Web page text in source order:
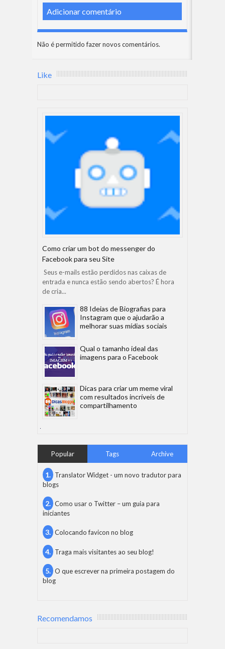
Adicionar comentário
Não é permitido fazer novos comentários.
Like
Como criar um bot do messenger do
Facebook para seu Site
Seus e-mails estão perdidos nas caixas de
entrada e nunca estão sendo abertos? É hora
de cria...
88 Ideias de Biografias para
Instagram que o ajudarão a
melhorar suas mídias sociais
Qual o tamanho ideal das
imagens para o Facebook
Dicas para criar um meme viral
com resultados incríveis de
compartilhamento
Popular Tags Archive
Translator Widget - um novo tradutor para
blogs
Como usar o Twitter – um guia para
iniciantes
Colocando favicon no blog
Traga mais visitantes ao seu blog!
O que escrever na primeira postagem do
blog
Recomendamos